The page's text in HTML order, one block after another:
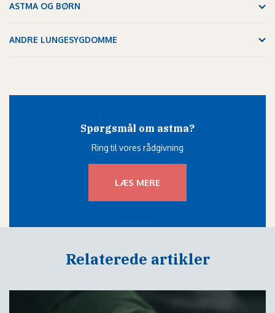
ASTMA OG BØRN
ANDRE LUNGESYGDOMME
Spørgsmål om astma?
Ring til vores rådgivning
LÆS MERE
Relaterede artikler